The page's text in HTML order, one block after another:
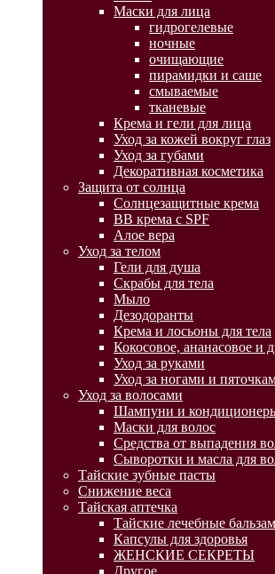
Маски для лица
гидрогелевые
ночные
очищающие
пирамидки и саше
смываемые
тканевые
Крема и гели для лица
Уход за кожей вокруг глаз
Уход за губами
Декоративная косметика
Защита от солнца
Солнцезащитные крема
BB крема с SPF
Алое вера
Уход за телом
Гели для душа
Скрабы для тела
Мыло
Дезодоранты
Крема и лосьоны для тела
Кокосовое, ананасовое и
Уход за руками
Уход за ногами и
Уход за волосами
Шампуни и
Маски для волос
Средства от выпадения
Сыворотки и масла для
Тайские зубные пасты
Снижение веса
Тайская аптечка
Тайские лечебные
Капсулы для здоровья
ЖЕНСКИЕ СЕКРЕТЫ